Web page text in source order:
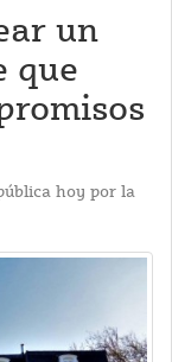
un
que
hoy por la